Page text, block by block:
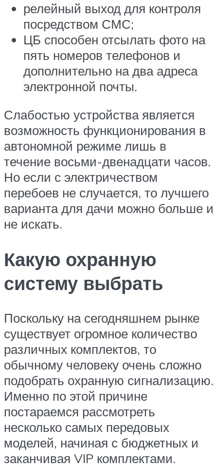
релейный выход для контроля
посредством СМС;
ЦБ способен отсылать фото на
пять номеров телефонов и
дополнительно на два адреса
электронной почты.
Слабостью устройства является
возможность функционирования в
автономной режиме лишь в
течение восьми-двенадцати часов.
Но если с электричеством
перебоев не случается, то лучшего
варианта для дачи можно больше и
не искать.
Какую охранную
систему выбрать
Поскольку на сегодняшнем рынке
существует огромное количество
различных комплектов, то
обычному человеку очень сложно
подобрать охранную сигнализацию.
Именно по этой причине
постараемся рассмотреть
несколько самых передовых
моделей, начиная с бюджетных и
заканчивая VIP комплектами.